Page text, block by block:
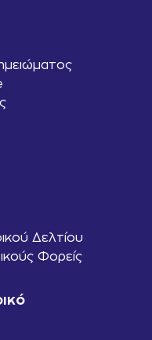
Δελτίου
Φορείς